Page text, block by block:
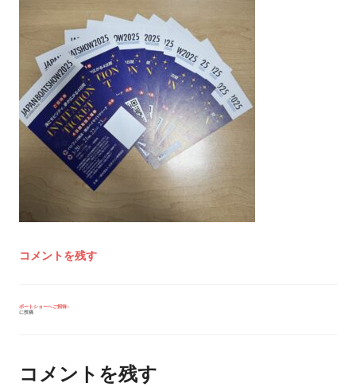
コメントを残す
投
シ
ョ
ボートショーへご招待♪
に投稿
コメントを残す